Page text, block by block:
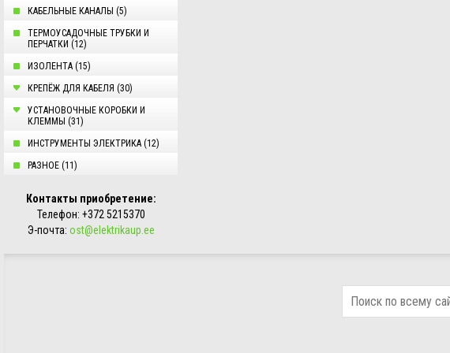
КАБЕЛЬНЫЕ КАНАЛЫ (5)
ТЕРМОУСАДОЧНЫЕ ТРУБКИ И
ПЕРЧАТКИ (12)
ИЗОЛЕНТА (15)
КРЕПЁЖ ДЛЯ КАБЕЛЯ (30)
УСТАНОВОЧНЫЕ КОРОБКИ И
КЛЕММЫ (31)
ИНСТРУМЕНТЫ ЭЛЕКТРИКА (12)
РАЗНОЕ (11)
Контакты приобретение:
Телефон: +372 5215370
Э-почта: ost@elektrikaup.ee